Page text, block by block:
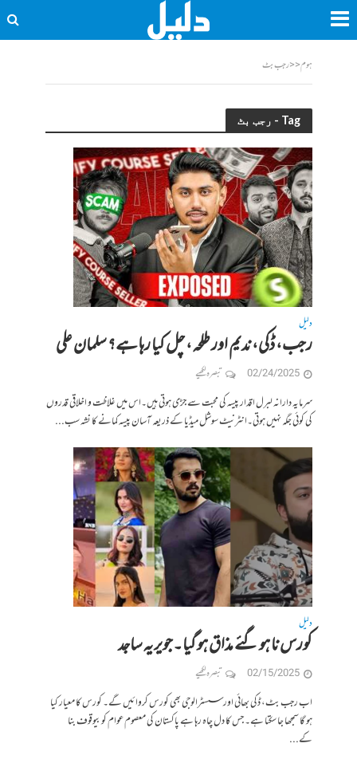
ہوم<<رجب بٹ
Tag - رجب بٹ
دلیل
رجب، ڈکی، ندیم اور طلحہ، چل کیا رہا ہے؟ سلمان علی
02/24/2025 تبصرہ لکھیے
سرمایہ دارانہ لبرل اقدار پیسہ کی محبت سے جڑی ہوتی ہیں۔اس میں غلاظت و اخلاقی قدروں
کی کوئی جگہ نہیں ہوتی۔انٹرنیٹ سوشل میڈیا کے ذریعہ آسان پیسہ کمانے کا نشہ سب...
دلیل
کورس نا ہو گئے مذاق ہو گیا۔جویریہ ساجد
02/15/2025 تبصرہ لکھیے
اب رجب بٹ، ڈکی بھائی اور سسٹرالوجی بھی کورس کروائیں گے۔ کورس کا معیار کیا
ہو گا سمجھا جا سکتا ہے۔ جس کا دل چاہ رہا ہے پاکستان کی معصوم عوام کو بیوقوف بنا
کے...